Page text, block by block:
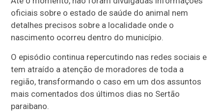
oficiais sobre o estado de saúde do animal nem
detalhes precisos sobre a localidade onde o
nascimento ocorreu dentro do município.
O episódio continua repercutindo nas redes sociais e
tem atraído a atenção de moradores de toda a
região, transformando o caso em um dos assuntos
mais comentados dos últimos dias no Sertão
paraibano.